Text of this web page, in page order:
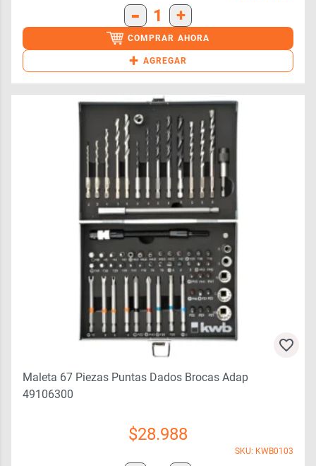
- 1 +
COMPRAR AHORA
+ AGREGAR
Maleta 67 Piezas Puntas Dados Brocas Adap
49106300
$28.988
SKU: KWB0103